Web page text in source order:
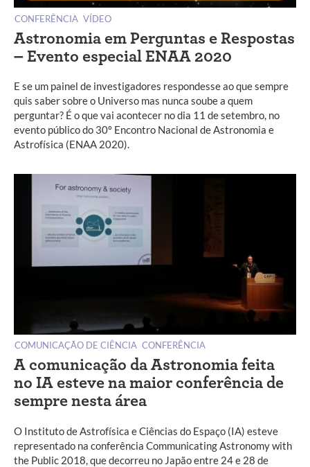
CONFERÊNCIA VÍDEO
Astronomia em Perguntas e Respostas
– Evento especial ENAA 2020
E se um painel de investigadores respondesse ao que sempre
quis saber sobre o Universo mas nunca soube a quem
perguntar? É o que vai acontecer no dia 11 de setembro, no
evento público do 30º Encontro Nacional de Astronomia e
Astrofísica (ENAA 2020).
COMUNICAÇÃO DE CIÊNCIA CONFERÊNCIA
A comunicação da Astronomia feita
no IA esteve na maior conferência de
sempre nesta área
O Instituto de Astrofísica e Ciências do Espaço (IA) esteve
representado na conferência Communicating Astronomy with
the Public 2018, que decorreu no Japão entre 24 e 28 de